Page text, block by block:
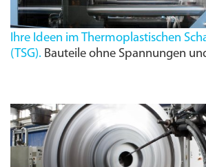
Ihre Ideen im Thermoplastischen
( TSG). Bauteile ohne Spannungen